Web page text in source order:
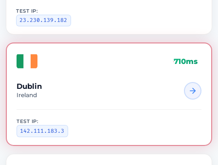
TEST IP:
23.230.139.182
710ms
Dublin
Ireland
TEST IP:
142.111.183.3